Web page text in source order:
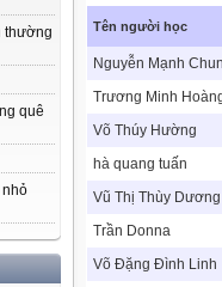
thường
quê
nhỏ
Tên người học
Nguyễn Mạnh
Trương Minh
Võ Thúy Hường
hà quang tuấn
Vũ Thị Thùy Dương
Trần Donna
Võ Đặng Đình Linh